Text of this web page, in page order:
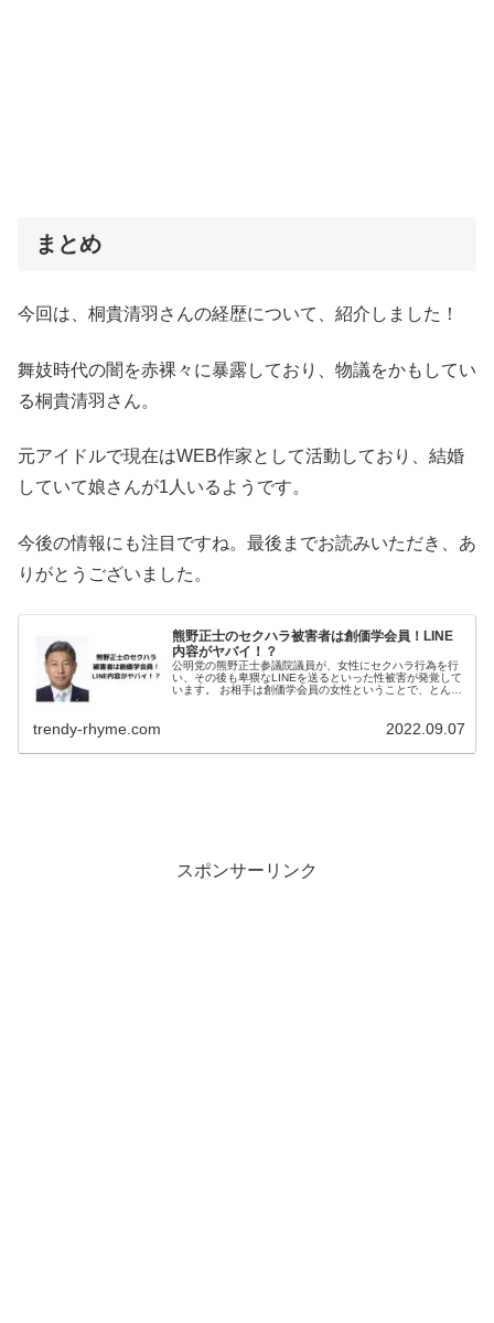
まとめ
今回は、桐貴清羽さんの経歴について、紹介しました！
舞妓時代の闇を赤裸々に暴露しており、物議をかもしてい
る桐貴清羽さん。
元アイドルで現在はWEB作家として活動しており、結婚
していて娘さんが1人いるようです。
今後の情報にも注目ですね。最後までお読みいただき、あ
りがとうございました。
熊野正士のセクハラ被害者は創価学会員！LINE
内容がヤバイ！？
公明党の熊野正士参議院議員が、女性にセクハラ行為を行
い、その後も卑猥なLINEを送るといった性被害が発覚して
います。 お相手は創価学会員の女性ということで、とんで
trendy-rhyme.com 2022.09.07
スポンサーリンク